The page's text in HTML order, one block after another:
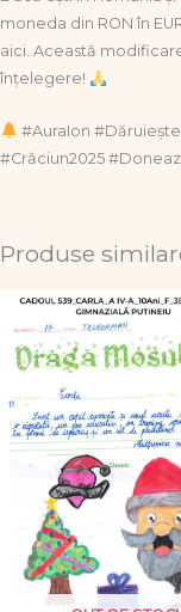
moneda din RON în
aici. Această
înțelegere!
#AuraIon
#Crăciun2025
Produse